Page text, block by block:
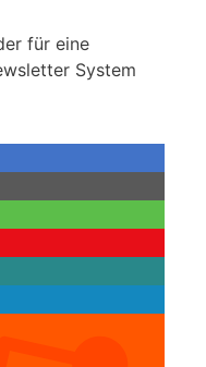
für eine
System